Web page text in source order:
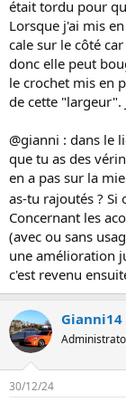
était tordu pour
Lorsque j'ai mis
cale sur le côté
donc elle peut
le crochet mis en
de cette "largeur".
@gianni : dans le
que tu as des
en a pas sur la
as-tu rajoutés ? Si
Concernant les
(avec ou sans
une amélioration
c'est revenu
Gianni14
30/12/24